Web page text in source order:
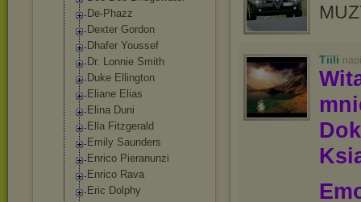
De-Phazz
Dexter Gordon
Dhafer Youssef
Dr. Lonnie Smith
Duke Ellington
Eliane Elias
Elina Duni
Ella Fitzgerald
Emily Saunders
Enrico Pieranunzi
Enrico Rava
Eric Dolphy
Tiili